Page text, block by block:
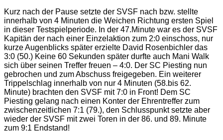
Kurz nach der Pause setzte der SVSF nach bzw. stellte
innerhalb von 4 Minuten die Weichen Richtung ersten Spiel
in dieser Testspielperiode. In der 47.Minute war es der SVSF
Kapitän der nach einer Einzelaktion zum 2:0 einschoss, nur
kurze Augenblicks später erzielte David Rosenbichler das
3:0 (50.) Keine 60 Sekunden später durfte auch Mani Walk
sich über seinen Treffer freuen – 4:0. Der SC Piesting nun
gebrochen und zum Abschuss freigegeben. Ein weiterer
Trippelschlag innerhalb von nur 4 Minuten (58.bis 62.
Minute) brachten den SVSF mit 7:0 in Front! Dem SC
Piesting gelang nach einen Konter der Ehrentreffer zum
zwischenzeitlichen 7:1 (79.), den Schlusspunkt setzte aber
wieder der SVSF mit zwei Toren in der 86. und 89. Minute
zum 9:1 Endstand!